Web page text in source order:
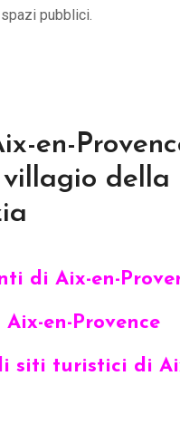
pubblici.
en-
della
di Aix-en-
en-Provence
siti turistici di